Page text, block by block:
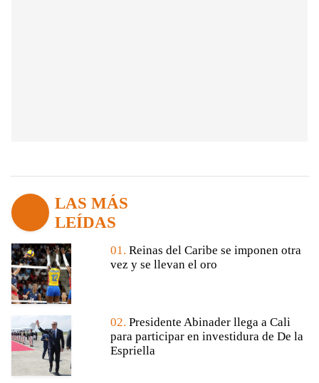
LAS MÁS
LEÍDAS
01. Reinas del Caribe se imponen otra
vez y se llevan el oro
02. Presidente Abinader llega a Cali
para participar en investidura de De la
Espriella